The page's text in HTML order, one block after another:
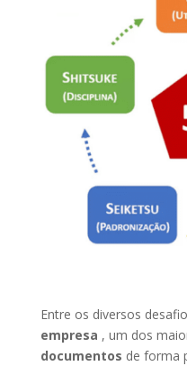
Entre os diversos
empresa , um dos
documentos de forma